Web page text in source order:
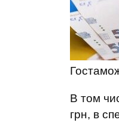
В том
грн, в